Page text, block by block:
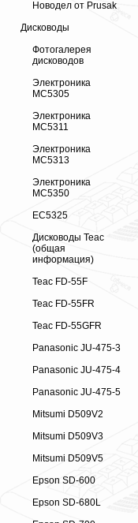
Новодел от Prusak
Дисководы
Фотогалерея
дисководов
Электроника
МС5305
Электроника
МС5311
Электроника
МС5313
Электроника
МС5350
ЕС5325
Дисководы Teac
(общая
информация)
Teac FD-55F
Teac FD-55FR
Teac FD-55GFR
Panasonic JU-475-3
Panasonic JU-475-4
Panasonic JU-475-5
Mitsumi D509V2
Mitsumi D509V3
Mitsumi D509V5
Epson SD-600
Epson SD-680L